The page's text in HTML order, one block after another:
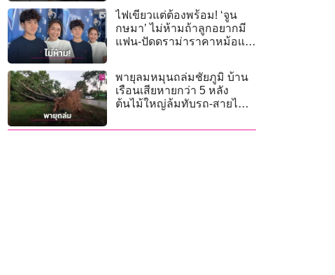
ไฟเขียวแต่ต้องพร้อม! ‘จูน
กษมา’ ไม่ห้ามถ้าลูกอยากมี
แฟน-ปัดดราม่าราคาหม้อแม่
พายุลมหมุนถล่มชัยภูมิ บ้าน
เรือนเสียหายกว่า 5 หลัง
ต้นไม้ใหญ่ล้มทับรถ-สายไฟ